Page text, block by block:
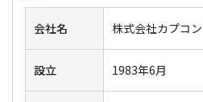
会社名 株式会社カプコン
設立 1983年6月